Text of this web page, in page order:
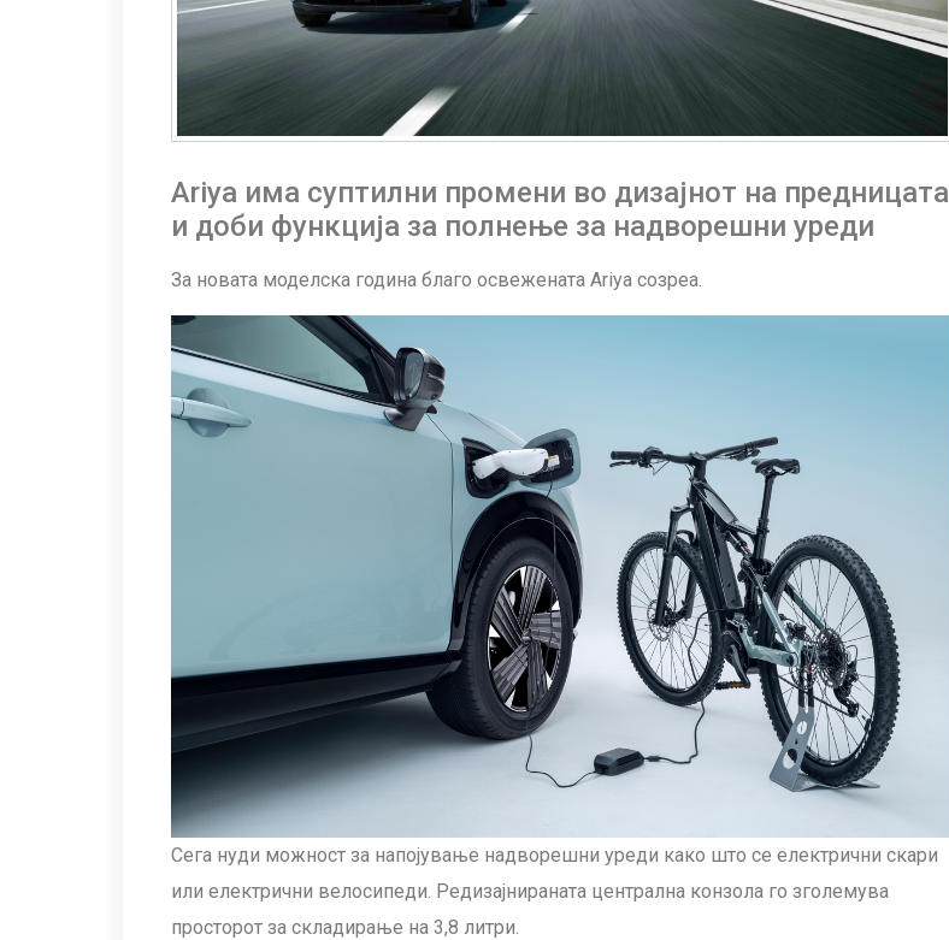
Ariya има суптилни промени во дизајнот на предницата
и доби функција за полнење за надворешни уреди
За новата моделска година благо освежената Ariya созреа.
Сега нуди можност за напојување надворешни уреди како што се електрични скари
или електрични велосипеди. Редизајнираната централна конзола го зголемува
просторот за складирање на 3,8 литри.